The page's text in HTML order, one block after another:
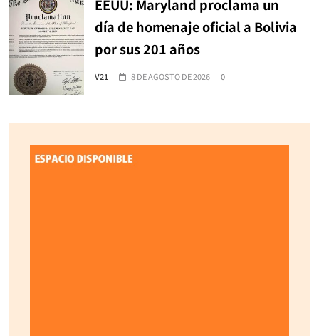
EEUU: Maryland proclama un
día de homenaje oficial a Bolivia
por sus 201 años
V21 8 DE AGOSTO DE 2026 0